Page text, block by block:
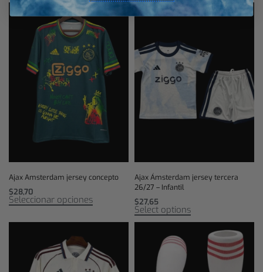
Ajax Amsterdam jersey concepto
$28,70
Seleccionar opciones
Ajax Ámsterdam jersey tercera
26/27 – Infantil
$27,65
Select options